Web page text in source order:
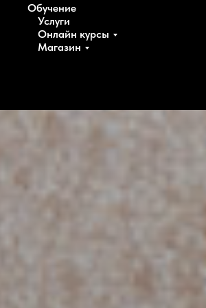
Обучение
Услуги
Онлайн курсы
Магазин